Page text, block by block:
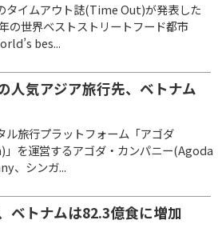
タイムアウト誌(Time Out)が発表した
年の世界ベストストリートフード都市
bes...
人気アジア旅行先、ベトナム
ル旅行プラットフォーム「アゴダ
を運営するアゴダ・カンパニー(Agoda
、シンガ...
ベトナムは82.3億食に増加